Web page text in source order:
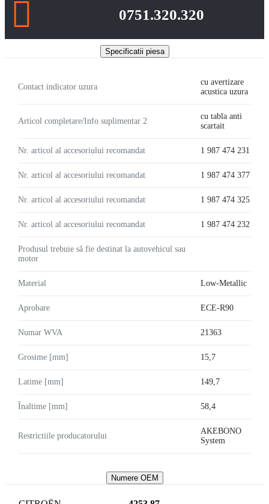
0751.320.320
Specificatii piesa
Contact indicator uzura
cu avertizare
acustica uzura
Articol completare/Info suplimentar 2
cu tabla anti
scartait
Nr. articol al accesoriului recomandat 1 987 474 231
Nr. articol al accesoriului recomandat 1 987 474 377
Nr. articol al accesoriului recomandat 1 987 474 325
Nr. articol al accesoriului recomandat 1 987 474 232
Produsul trebuie să fie destinat la autovehicul sau
motor
Material Low-Metallic
Aprobare ECE-R90
Numar WVA 21363
Grosime [mm] 15,7
Latime [mm] 149,7
Înaltime [mm] 58,4
Restrictiile producatorului
AKEBONO
System
Numere OEM